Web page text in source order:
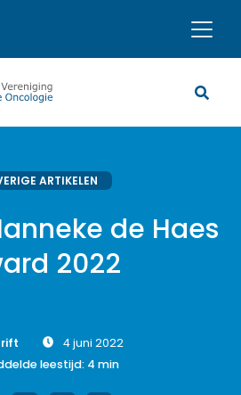
ARTIKELEN
de Haes
2022
4 juni 2022
leestijd: 4 min